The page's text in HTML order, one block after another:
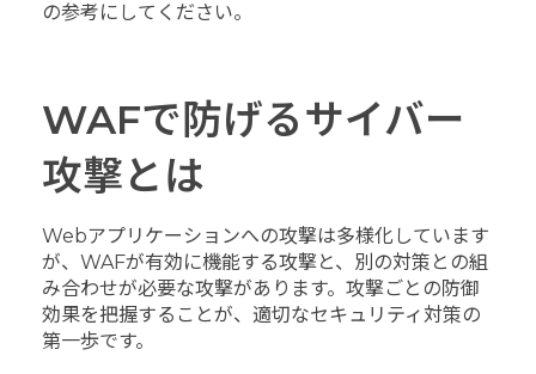
の参考にしてください。
WAFで防げるサイバー
攻撃とは
Webアプリケーションへの攻撃は多様化しています
が、WAFが有効に機能する攻撃と、別の対策との組
み合わせが必要な攻撃があります。攻撃ごとの防御
効果を把握することが、適切なセキュリティ対策の
第一歩です。